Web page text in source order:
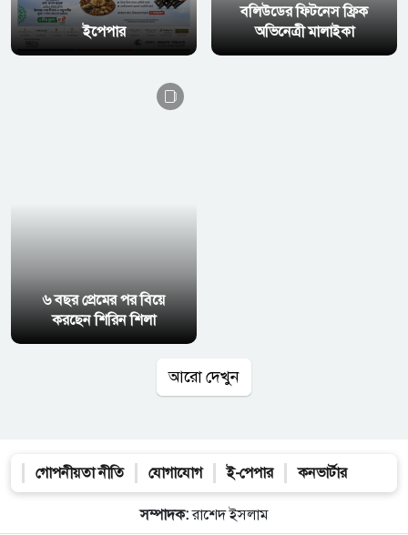
ইপেপার
বলিউডের ফিটনেস ফ্রিক
অভিনেত্রী মালাইকা
৬ বছর প্রেমের পর বিয়ে
করছেন শিরিন শিলা
আরো দেখুন
গোপনীয়তা নীতি যোগাযোগ ই-পেপার কনভার্টার
সম্পাদক:রাশেদ ইসলাম